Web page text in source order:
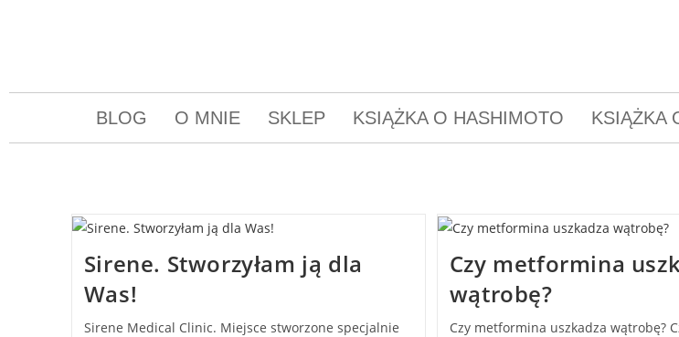
BLOG O MNIE SKLEP KSIĄŻKA O HASHIMOTO KSIĄŻKA
Sirene. Stworzyłam ją dla
Was!
Sirene Medical Clinic. Miejsce stworzone specjalnie
Czy metformina
wątrobę?
Czy metformina uszkadza wątrobę?